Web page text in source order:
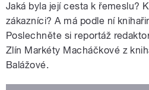
Jaká byla její cesta k řemeslu?
zákazníci? A má podle ní
Poslechněte si reportáž
Zlín Markéty Macháčkové z
Balážové.